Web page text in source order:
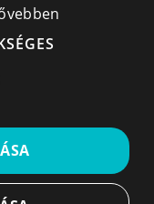
Feliratkozás
feltételeket
Solutions